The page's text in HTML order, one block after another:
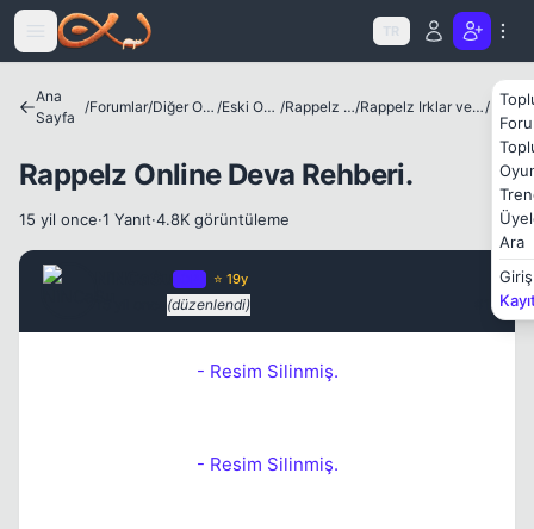
Icerige atla
TR
Ara
Giriş
Ana
Sayfa
/Forumlar/ Diğer Oyunlar / Eski Oyunlar / Rappelz Online/ Rappelz Irklar ve Rehberleri/ Deva
Rappelz Online Deva Rehberi.
15 yil once·1 Yanıt·4.8K görüntüleme
⭐ 19y
(düzenlendi)
- Resim Silinmiş.
- Resim Silinmiş.